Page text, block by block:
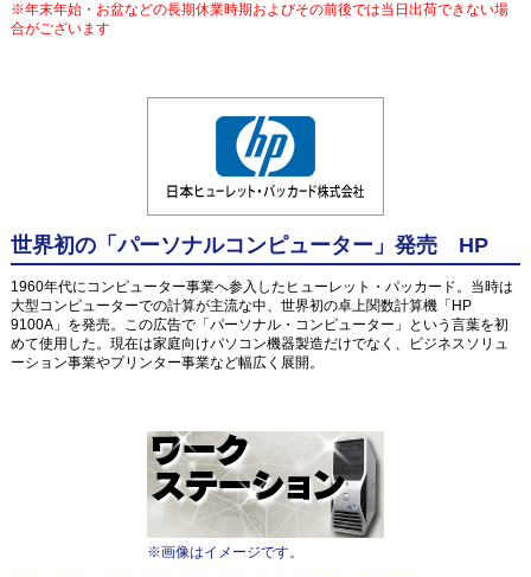
※年末年始・お盆などの長期休業時期およびその前後では当日出荷できない場
合がございます
世界初の「パーソナルコンピューター」発売 HP
1960年代にコンピューター事業へ参入したヒューレット・パッカード。当時は
大型コンピューターでの計算が主流な中、世界初の卓上関数計算機「HP
9100A」を発売。この広告で「パーソナル・コンピューター」という言葉を初
めて使用した。現在は家庭向けパソコン機器製造だけでなく、ビジネスソリュ
ーション事業やプリンター事業など幅広く展開。
※画像はイメージです。